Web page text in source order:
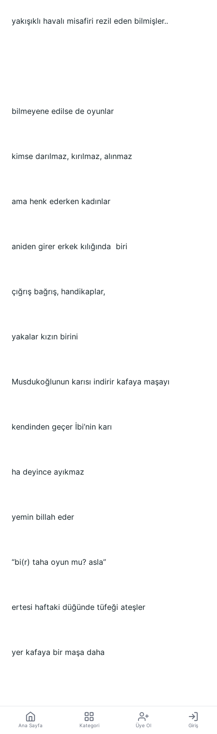
yakışıklı havalı misafiri rezil eden bilmişler..
bilmeyene edilse de oyunlar
kimse darılmaz, kırılmaz, alınmaz
ama henk ederken kadınlar
aniden girer erkek kılığında biri
çığrış bağrış, handikaplar,
yakalar kızın birini
Musdukoğlunun karısı indirir kafaya maşayı
kendinden geçer İbi’nin karı
ha deyince ayıkmaz
yemin billah eder
“bi(r) taha oyun mu? asla”
ertesi haftaki düğünde tüfeği ateşler
yer kafaya bir maşa daha
Ana Sayfa Kategori Üye Ol Giriş